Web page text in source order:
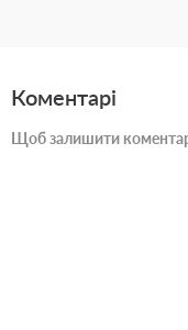
Коментарі
Щоб залишити